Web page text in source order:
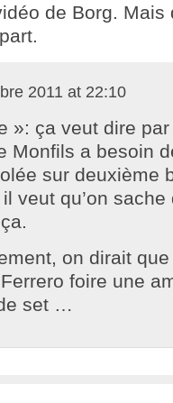
de Borg. Mais
2011 at 22:10
»: ça veut dire par
Monfils a besoin
sur deuxième
veut qu’on sache
on dirait que
foire une
set …